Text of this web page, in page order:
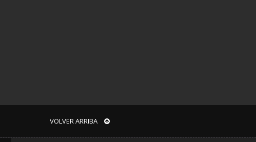
VOLVER ARRIBA